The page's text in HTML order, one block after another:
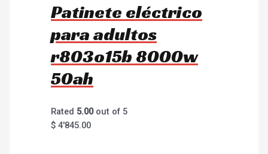
Patinete eléctrico
para adultos
r803o15b 8000w
50ah
Rated 5.00out of 5
$ 4'845.00